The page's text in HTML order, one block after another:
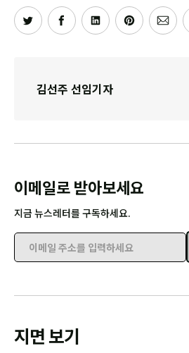
김선주 선임기자
이메일로 받아보세요
지금 뉴스레터를 구독하세요.
이메일 주소를 입력하세요
지면 보기